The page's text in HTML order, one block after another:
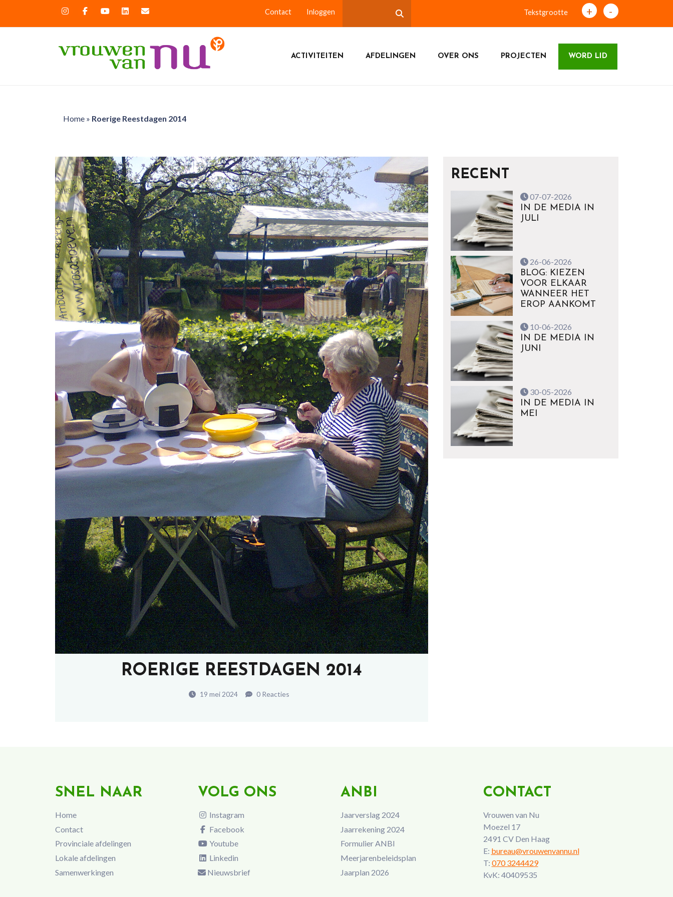
Contact Inloggen Tekstgrootte + -
ACTIVITEITEN AFDELINGEN OVER ONS PROJECTEN WORD LID
Home» Roerige Reestdagen 2014
ROERIGE REESTDAGEN 2014
19 mei 2024 0 Reacties
RECENT
07-07-2026
IN DE MEDIA IN
JULI
26-06-2026
BLOG: KIEZEN
VOOR ELKAAR
WANNEER HET
EROP AANKOMT
10-06-2026
IN DE MEDIA IN
JUNI
30-05-2026
IN DE MEDIA IN
MEI
SNEL NAAR
Home
Contact
Provinciale afdelingen
Lokale afdelingen
Samenwerkingen
VOLG ONS
Instagram
Facebook
Youtube
Linkedin
Nieuwsbrief
ANBI
Jaarverslag 2024
Jaarrekening 2024
Formulier ANBI
Meerjarenbeleidsplan
Jaarplan 2026
CONTACT
Vrouwen van Nu
Moezel 17
2491 CV Den Haag
E: bureau@vrouwenvannu.nl
T: 070 3244429
KvK: 40409535